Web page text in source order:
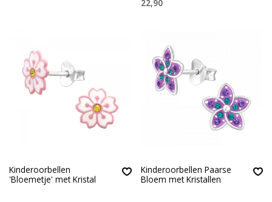
22,90
Kinderoorbellen
'Bloemetje' met Kristal
Kinderoorbellen Paarse
Bloem met Kristallen